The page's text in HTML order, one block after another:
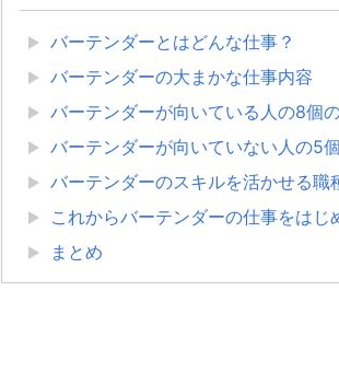
バーテンダーとはどんな仕事？
バーテンダーの大まかな仕事内容
バーテンダーが向いている人の8個
バーテンダーが向いていない人の5
バーテンダーのスキルを活かせる職
これからバーテンダーの仕事をはじ
まとめ